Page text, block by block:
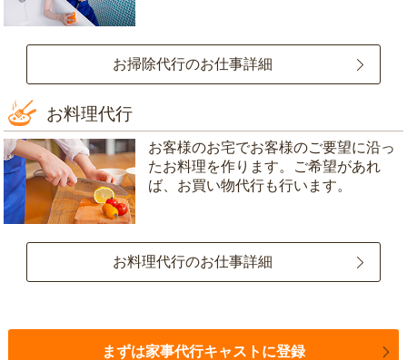
お掃除代行のお仕事詳細
お料理代行
お客様のお宅でお客様のご要望に沿っ
たお料理を作ります。ご希望があれ
ば、お買い物代行も行います。
お料理代行のお仕事詳細
まずは家事代行キャストに登録